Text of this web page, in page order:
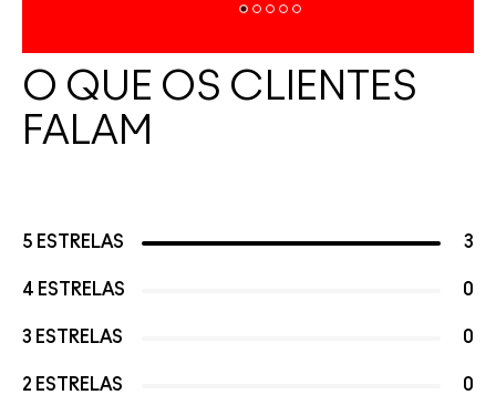
O QUE OS CLIENTES
FALAM
5 ESTRELAS 3
4 ESTRELAS 0
3 ESTRELAS 0
2 ESTRELAS 0